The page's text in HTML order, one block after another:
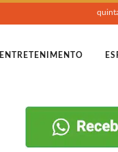
ENTRETENIMENTO